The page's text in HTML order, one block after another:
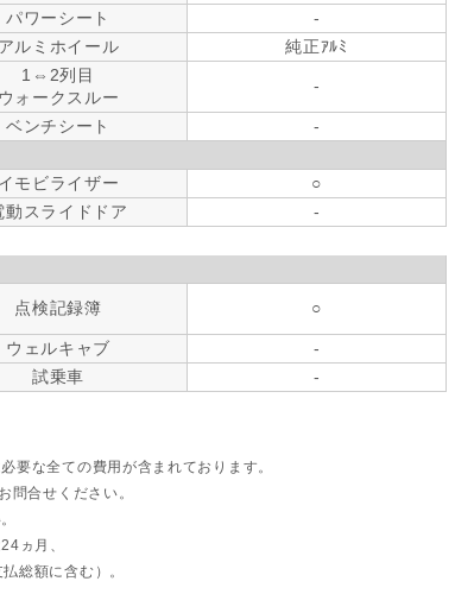
パワーシート
-
アルミホイール 純正ｱﾙﾐ
1⇔2列目
ウォークスルー
-
ベンチシート
-
イモビライザー
○
動スライドドア
-
点検記録簿 ○
ウェルキャブ
-
試乗車 -
要な全ての費用が含まれております。
問合せください。
ヵ月、
総額に含む）。